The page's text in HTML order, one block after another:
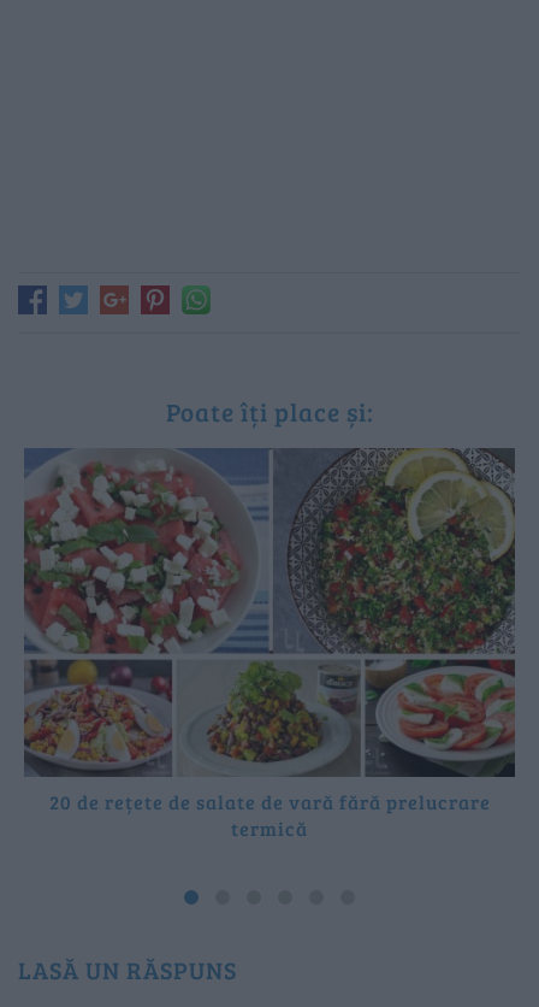
Poate îți place și:
20 de rețete de salate de vară fără prelucrare
termică
LASĂ UN RĂSPUNS